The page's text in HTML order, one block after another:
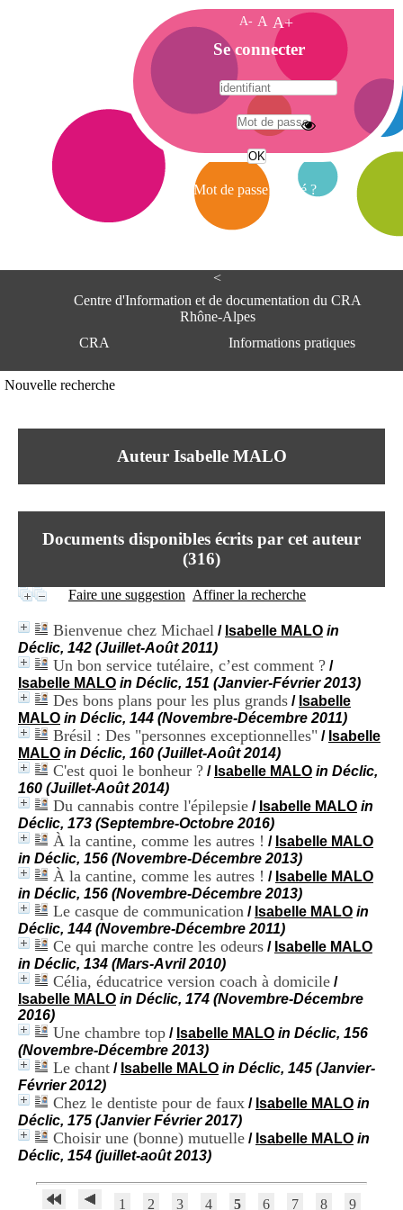
<
Centre d'Information et de documentation du CRA
Rhône-Alpes
CRA
Informations pratiques
Centre Hospitalier le Vinatier
95, Bd Pinel
Lundi au Vendredi
Contact
Mail
Nouvelle recherche
Auteur Isabelle MALO
Documents disponibles écrits par cet auteur
(316)
Faire une suggestion Affiner la recherche
Bienvenue chez Michael / Isabelle MALO in
Déclic, 142 (Juillet-Août 2011)
Un bon service tutélaire, c’est comment ? /
Isabelle MALO in Déclic, 151 (Janvier-Février 2013)
Des bons plans pour les plus grands / Isabelle
MALO in Déclic, 144 (Novembre-Décembre 2011)
Brésil : Des "personnes exceptionnelles" / Isabelle
MALO in Déclic, 160 (Juillet-Août 2014)
C'est quoi le bonheur ? / Isabelle MALO in Déclic,
160 (Juillet-Août 2014)
Du cannabis contre l'épilepsie / Isabelle MALO in
Déclic, 173 (Septembre-Octobre 2016)
À la cantine, comme les autres ! / Isabelle MALO
in Déclic, 156 (Novembre-Décembre 2013)
À la cantine, comme les autres ! / Isabelle MALO
in Déclic, 156 (Novembre-Décembre 2013)
Le casque de communication / Isabelle MALO in
Déclic, 144 (Novembre-Décembre 2011)
Ce qui marche contre les odeurs / Isabelle MALO
in Déclic, 134 (Mars-Avril 2010)
Célia, éducatrice version coach à domicile /
Isabelle MALO in Déclic, 174 (Novembre-Décembre
2016)
Une chambre top / Isabelle MALO in Déclic, 156
(Novembre-Décembre 2013)
Le chant / Isabelle MALO in Déclic, 145 (Janvier-
Février 2012)
Chez le dentiste pour de faux / Isabelle MALO in
Déclic, 175 (Janvier Février 2017)
Choisir une (bonne) mutuelle / Isabelle MALO in
Déclic, 154 (juillet-août 2013)
1 2 3 4 5 6 7 8 9
A- A A+
A
c
c
e
i
Se connecter
Mot de passe oublié ?
A
e
e
n
o
i
e
t
e
D
o
c
u
m
e
n
t
a
t
i
o
n
d
u
C
R
A
R
h
ô
n
e
A
l
p
s
C
e
n
r